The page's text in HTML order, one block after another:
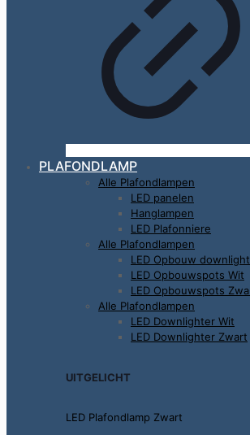
PLAFONDLAMP
Alle Plafondlampen
LED panelen
Hanglampen
LED Plafonniere
Alle Plafondlampen
LED Opbouw
LED Opbouwspots Wit
LED Opbouwspots
Alle Plafondlampen
LED Downlighter Wit
LED Downlighter Zwart
UITGELICHT
LED Plafondlamp Zwart